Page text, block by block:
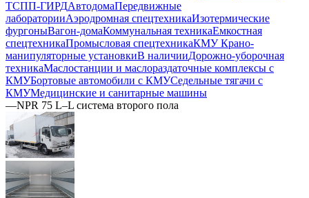
ТСПП-ГИРДАвтодомаПередвижные
лабораторииАэродромная спецтехникаИзотермические
фургоныВагон-домаКоммунальная техникаЕмкостная
спецтехникаПромысловая спецтехникаКМУ Крано-
манипуляторные установкиВ наличииДорожно-уборочная
техникаМаслостанции и маслораздаточные комплексы с
КМУБортовые автомобили с КМУСедельные тягачи с
КМУМедицинские и санитарные машины
—NPR 75 L–L система второго пола